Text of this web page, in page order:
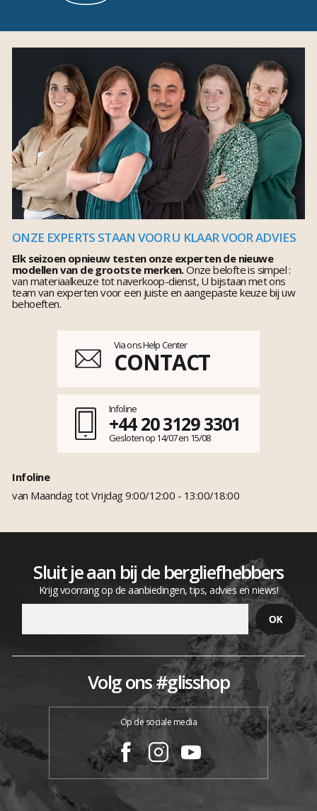
ONZE EXPERTS STAAN VOOR U KLAAR VOOR ADVIES
Elk seizoen opnieuw testen onze experten de nieuwe
modellen van de grootste merken.Onze belofte is simpel :
van materiaalkeuze tot naverkoop-dienst, U bijstaan met ons
team van experten voor een juiste en aangepaste keuze bij uw
behoeften.
Via ons Help Center
CONTACT
Infoline
+44 20 3129 3301
Gesloten op 14/07 en 15/08
Infoline
van Maandag tot Vrijdag 9:00/12:00 - 13:00/18:00
Sluit je aan bij de bergliefhebbers
Krijg voorrang op de aanbiedingen, tips, advies en niews!
Volg ons #glisshop
Op de sociale media